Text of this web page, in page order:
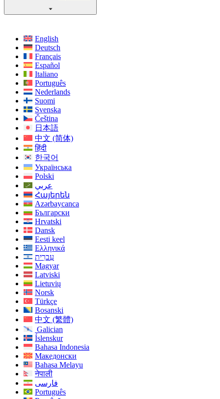
English
Deutsch
Français
Español
Italiano
Português
Nederlands
Suomi
Svenska
Čeština
日本語
中文 (简体)
हिंदी
한국어
Українська
Polski
عربي
Հայերեն
Azərbaycanca
Български
Hrvatski
Dansk
Eesti keel
Ελληνικά
עִברִית
Magyar
Latviski
Lietuvių
Norsk
Türkçe
Bosanski
中文 (繁體)
Galician
Íslenskur
Bahasa Indonesia
Македонски
Bahasa Melayu
नेपाली
فارسی
Português